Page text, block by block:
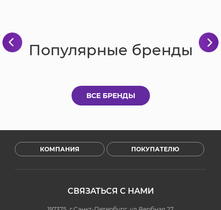
Популярные бренды
ВСЕ БРЕНДЫ
КОМПАНИЯ ПОКУПАТЕЛЮ
СВЯЗАТЬСЯ С НАМИ